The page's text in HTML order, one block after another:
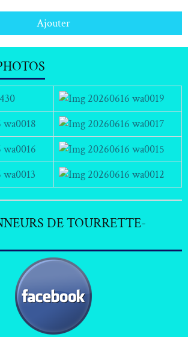
Ajouter
DE TOURRETTE-